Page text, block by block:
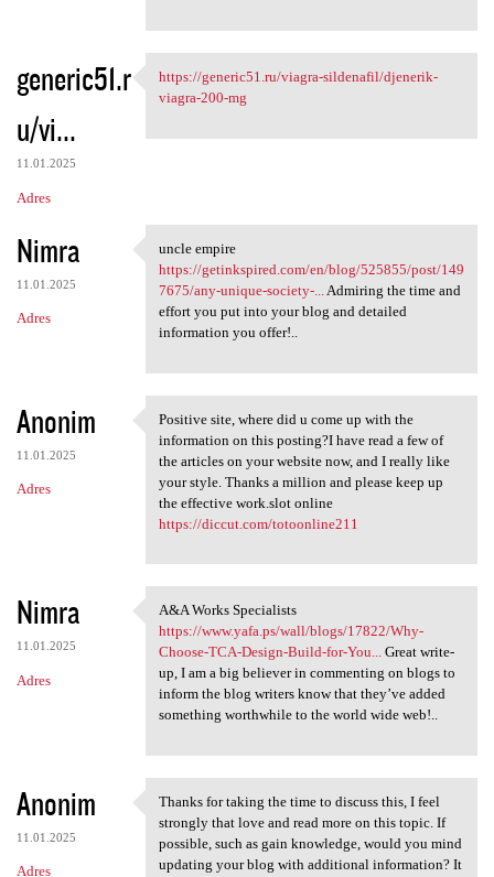
generic51.r
u/vi...
11.01.2025
Adres
https://generic51.ru/viagra
https://generic51.ru/viagra-sildenafil/djenerik-
viagra-200-mg
Nimra
11.01.2025
Adres
uncle empire https:/
uncle empire
https://getinkspired.com/en/blog/525855/post/149
7675/any-unique-society-...Admiring the time and
effort you put into your blog and detailed
information you offer!..
Anonim
11.01.2025
Adres
Positive site, where did u
Positive site, where did u come up with the
information on this posting?I have read a few of
the articles on your website now, and I really like
your style. Thanks a million and please keep up
the effective work.slot online
https://diccut.com/totoonline211
Nimra
11.01.2025
Adres
A&A Works Specialists https:/
A&A Works Specialists
https://www.yafa.ps/wall/blogs/17822/Why-
Choose-TCA-Design-Build-for-You...Great write-
up, I am a big believer in commenting on blogs to
inform the blog writers know that they’ve added
something worthwhile to the world wide web!..
Anonim
11.01.2025
Adres
Thanks for taking the time to
Thanks for taking the time to discuss this, I feel
strongly that love and read more on this topic. If
possible, such as gain knowledge, would you mind
updating your blog with additional information? It